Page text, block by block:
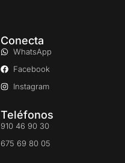
Conecta
WhatsApp
Facebook
Instagram
Teléfonos
910 46 90 30
675 69 80 05